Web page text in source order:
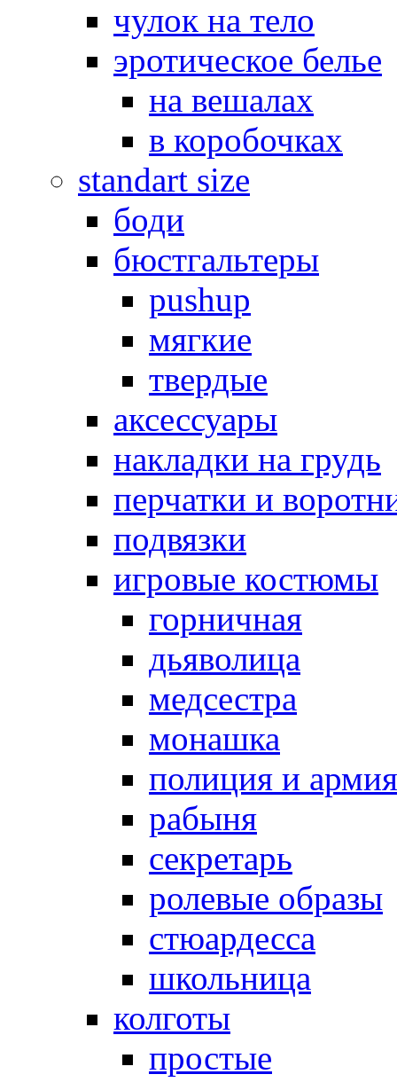
чулок на тело
эротическое белье
на вешалах
в коробочках
standart size
боди
бюстгальтеры
pushup
мягкие
твердые
аксессуары
накладки на грудь
перчатки и
подвязки
игровые костюмы
горничная
дьяволица
медсестра
монашка
полиция и армия
рабыня
секретарь
ролевые образы
стюардесса
школьница
колготы
простые